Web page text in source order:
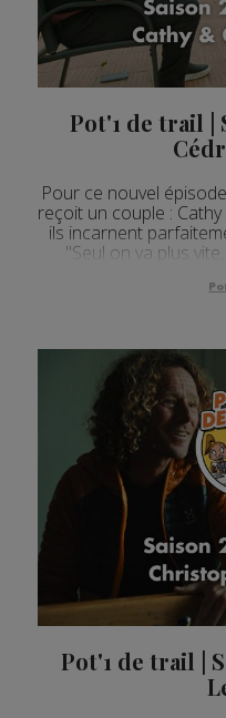
Pot'1 de trail |
Pour ce nouvel
reçoit un couple :
ils incarnent
"Seul on va plus
Pot'1 de trail |